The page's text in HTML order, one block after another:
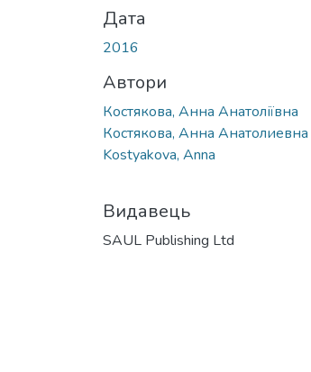
Дата
2016
Автори
Костякова, Анна Анатоліївна
Костякова, Анна Анатолиевна
Kostyakova, Anna
Видавець
SAUL Publishing Ltd